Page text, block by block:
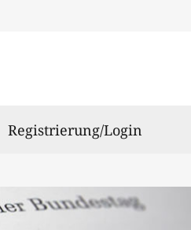
Registrierung/Login